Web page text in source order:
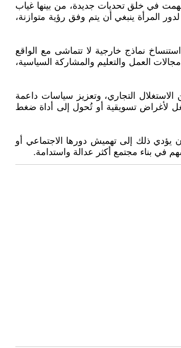
في خلق تحديات جديدة، من بينها غياب
المرأة ينبغي أن يتم وفق رؤية متوازنة،
نماذج خارجية لا تتماشى مع الواقع
العمل والتعليم والمشاركة السياسية،
التجاري، وتعزيز سياسات داعمة
لأغراض تسويقية أو تُحول إلى أداة ضغط
يؤدي ذلك إلى تهميش دورها الاجتماعي أو
في بناء مجتمع أكثر عدالة واستدامة.